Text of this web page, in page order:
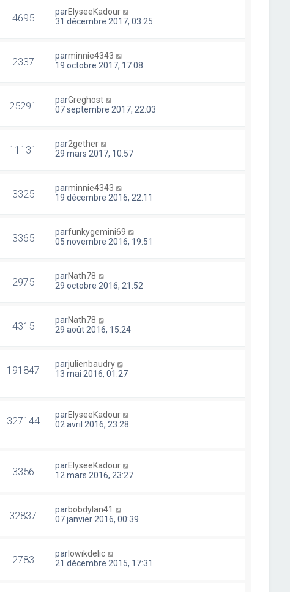
4695 parElyseeKadour
31 décembre 2017, 03:25
2337 parminnie4343
19 octobre 2017, 17:08
25291 parGreghost
07 septembre 2017, 22:03
11131 par2gether
29 mars 2017, 10:57
3325 parminnie4343
19 décembre 2016, 22:11
3365 parfunkygemini69
05 novembre 2016, 19:51
2975 parNath78
29 octobre 2016, 21:52
4315 parNath78
29 août 2016, 15:24
191847 parjulienbaudry
13 mai 2016, 01:27
327144 parElyseeKadour
02 avril 2016, 23:28
3356 parElyseeKadour
12 mars 2016, 23:27
32837 parbobdylan41
07 janvier 2016, 00:39
2783 parlowikdelic
21 décembre 2015, 17:31